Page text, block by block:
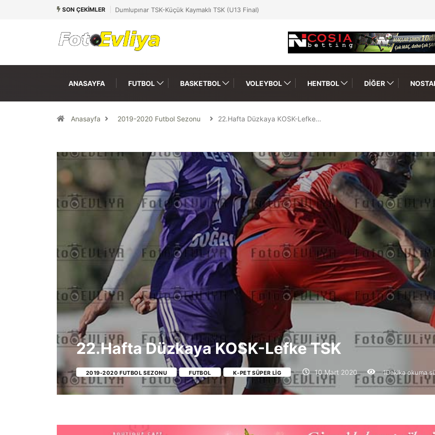
SON ÇEKIMLER Dumlupınar TSK-Küçük Kaymaklı TSK (U13 Final)
ANASAYFA FUTBOL BASKETBOL VOLEYBOL HENTBOL DIĞER
Anasayfa 2019-2020 Futbol Sezonu 22.Hafta Düzkaya KOSK-Lefke…
22.Hafta Düzkaya KOSK-Lefke TSK
2019-2020 FUTBOL SEZONU FUTBOL K-PET SÜPER LIG 10 Mart 2020 1Dakika okuma